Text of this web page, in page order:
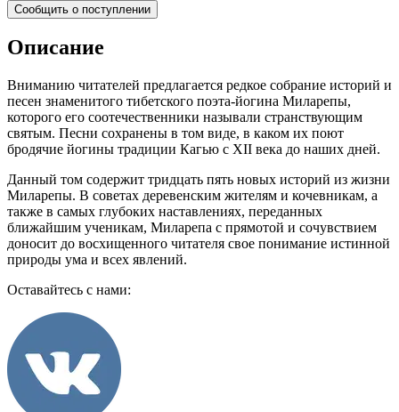
Сообщить о поступлении
Описание
Вниманию читателей предлагается редкое собрание историй и
песен знаменитого тибетского поэта-йогина Миларепы,
которого его соотечественники называли странствующим
святым. Песни сохранены в том виде, в каком их поют
бродячие йогины традиции Кагью с XII века до наших дней.
Данный том содержит тридцать пять новых историй из жизни
Миларепы. В советах деревенским жителям и кочевникам, а
также в самых глубоких наставлениях, переданных
ближайшим ученикам, Миларепа с прямотой и сочувствием
доносит до восхищенного читателя свое понимание истинной
природы ума и всех явлений.
Оставайтесь с нами: